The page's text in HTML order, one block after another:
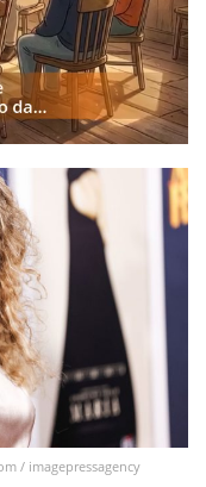
/ imagepressagency